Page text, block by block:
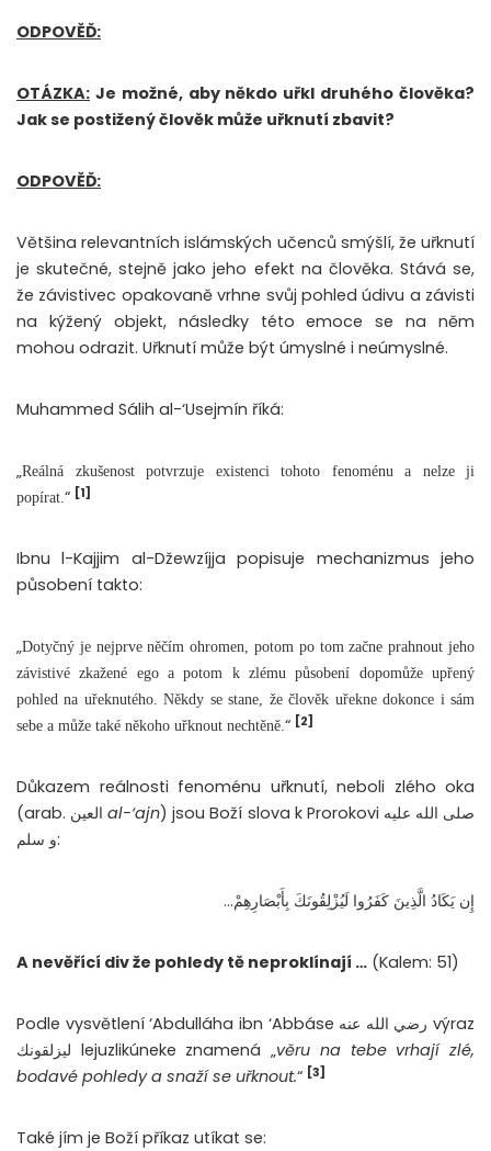
ODPOVĚĎ:
OTÁZKA: Je možné, aby někdo uřkl druhého člověka?
Jak se postižený člověk může uřknutí zbavit?
ODPOVĚĎ:
Většina relevantních islámských učenců smýšlí, že uřknutí
je skutečné, stejně jako jeho efekt na člověka. Stává se,
že závistivec opakovaně vrhne svůj pohled údivu a závisti
na kýžený objekt, následky této emoce se na něm
mohou odrazit. Uřknutí může být úmyslné i neúmyslné.
Muhammed Sálih al-‘Usejmín říká:
„Reálná zkušenost potvrzuje existenci tohoto fenoménu a nelze ji
popírat. “ [1]
Ibnu l-Kajjim al-Džewzíjja popisuje mechanizmus jeho
působení takto:
„Dotyčný je nejprve něčím ohromen, potom po tom začne prahnout jeho
závistivé zkažené ego a potom k zlému působení dopomůže upřený
pohled na uřeknutého. Někdy se stane, že člověk uřekne dokonce i sám
sebe a může také někoho uřknout nechtěně. “ [2]
Důkazem reálnosti fenoménu uřknutí, neboli zlého oka
(arab. العينal-‘ajn) jsou Boží slova k Prorokovi صلى الله عليه
و سلم:
إِن يَكَادُ الَّذِينَ كَفَرُوا لَيُزْلِقُونَكَ بِأَبْصَارِهِمْ…
A nevěřící div že pohledy tě neproklínají … (Kalem: 51)
Podle vysvětlení ‘Abdulláha ibn ‘Abbáse رضي الله عنه výraz
ليزلقونك lejuzlikúneke znamená „věru na tebe vrhají zlé,
bodavé pohledy a snaží se uřknout.“ [3]
Také jím je Boží příkaz utíkat se: